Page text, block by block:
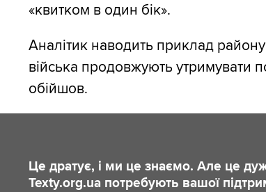
«квитком в один бік».
Аналітик наводить приклад
війська продовжують утримувати
обійшов.
Це дратує, і ми це знаємо. Але це
Texty.org.ua потребують вашої